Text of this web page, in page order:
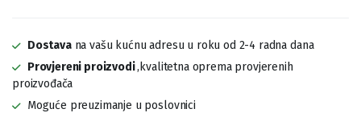
Dostavana vašu kućnu adresu u roku od 2-4 radna dana
Provjereni proizvodi,kvalitetna oprema provjerenih
proizvođača
Moguće preuzimanje u poslovnici